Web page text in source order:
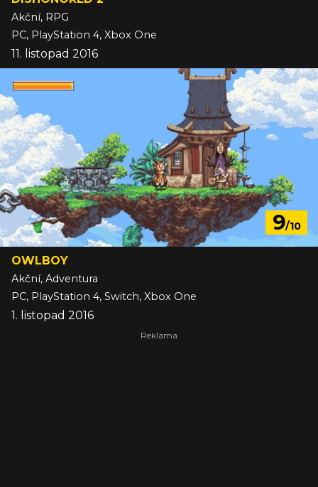
Akční, RPG
PC, PlayStation 4, Xbox One
11. listopad 2016
9/10
OWLBOY
Akční, Adventura
PC, PlayStation 4, Switch, Xbox One
1. listopad 2016